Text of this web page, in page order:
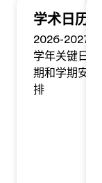
学术日历
2026-2027
学年关键日
期和学期安
排